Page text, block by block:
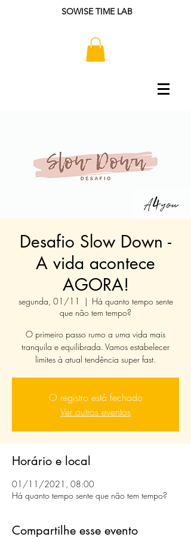
SOWISE TIME LAB
Desafio Slow Down -
A vida acontece
AGORA!
segunda, 01/11
  |
Há quanto tempo sente
que não tem tempo?
O primeiro passo rumo a uma vida mais
tranquila e equilibrada. Vamos estabelecer
limites à atual tendência super fast.
O registro está fechado
Ver outros eventos
Horário e local
01/11/2021, 08:00
Há quanto tempo sente que não tem tempo?
Compartilhe esse evento